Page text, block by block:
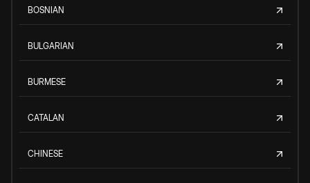
BOSNIAN
BULGARIAN
BURMESE
CATALAN
CHINESE